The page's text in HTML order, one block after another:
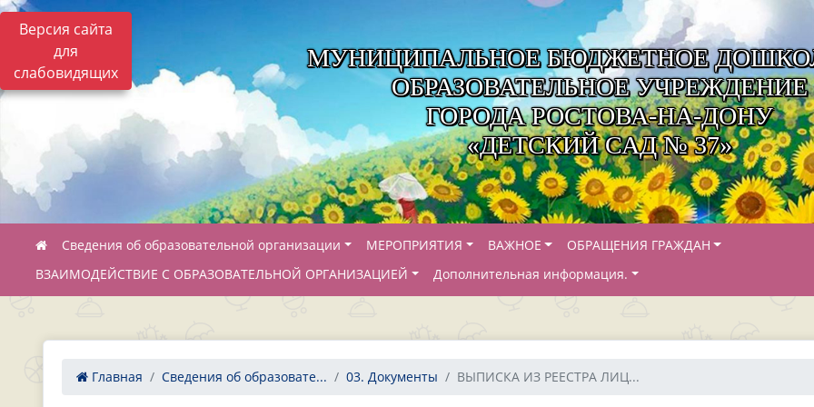
Версия сайта
для
слабовидящих
МУНИЦИПАЛЬНОЕ БЮДЖЕТНОЕ
ОБРАЗОВАТЕЛЬНОЕ УЧРЕЖДЕНИЕ
ГОРОДА РОСТОВА-НА-ДОНУ
«ДЕТСКИЙ САД № 37»
Сведения об образовательной организации МЕРОПРИЯТИЯ ВАЖНОЕ
ОБРАЩЕНИЯ ГРАЖДАН
ВЗАИМОДЕЙСТВИЕ С ОБРАЗОВАТЕЛЬНОЙ ОРГАНИЗАЦИЕЙ
Дополнительная информация.
Главная Сведения об образовате... 03. Документы ВЫПИСКА ИЗ РЕЕСТРА ЛИЦ...